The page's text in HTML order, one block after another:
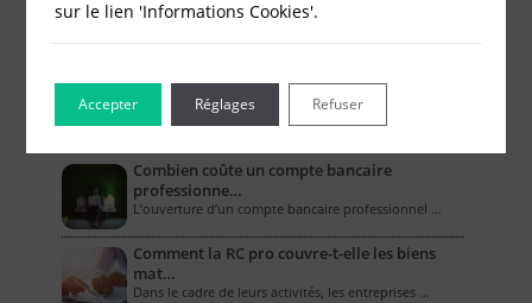
Le Blog pour les Entreprises
Combien coûte un compte bancaire
professionne…
L’ouverture d’un compte bancaire professionnel …
Comment la RC pro couvre-t-elle les biens
mat…
Dans le cadre de leurs activités, les entreprises …
sur le lien 'Informations Cookies'.
Accepter Refuser
Réglages